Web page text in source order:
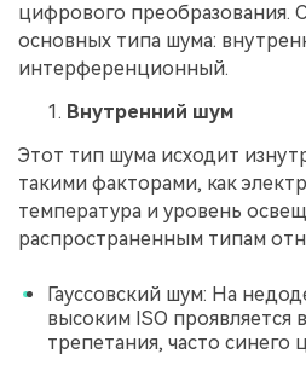
цифрового преобразования.
основных типа шума:
интерференционный.
Внутренний шум
Этот тип шума исходит
такими факторами, как
температура и уровень
распространенным типам
Гауссовский шум: На
высоким ISO проявляется
трепетания, часто синего